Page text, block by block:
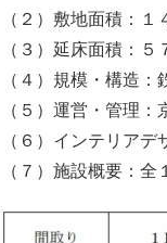
（２）敷地面積：１
（３）延床面積：５
（４）規模・構造
（５）運営・管理
（６）インテリア
（７）施設概要：全